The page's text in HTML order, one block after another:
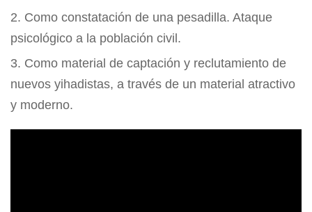
Como constatación de una pesadilla. Ataque
psicológico a la población civil.
Como material de captación y reclutamiento de
nuevos yihadistas, a través de un material atractivo
y moderno.